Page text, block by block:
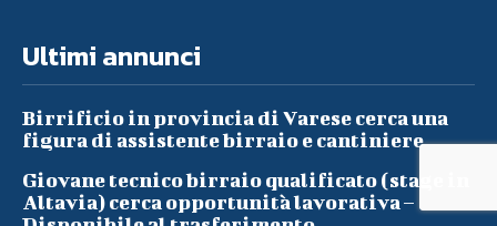
Ultimi annunci
Birrificio in provincia di Varese cerca una
figura di assistente birraio e cantiniere
Giovane tecnico birraio qualificato (stage in
Altavia) cerca opportunità lavorativa –